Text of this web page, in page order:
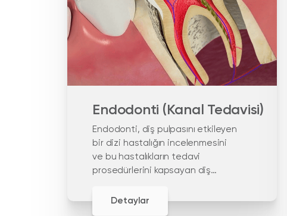
Endodonti (Kanal Tedavisi)
Endodonti, diş pulpasını etkileyen
bir dizi hastalığın incelenmesini
ve bu hastalıkların tedavi
prosedürlerini kapsayan diş
Detaylar